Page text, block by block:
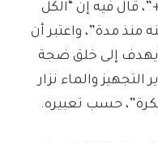
قال فيه إن “الكل
منذ مدة”، واعتبر أن
“يهدف إلى خلق ضجة
والماء نزار
حسب تعبيره.